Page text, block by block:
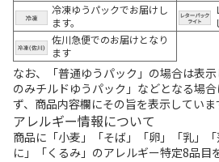
冷凍ゆうパックでお届けし
ます。
佐川急便でのお届けとなり
ます
なお、「普通ゆうパック」の場合は表
のみチルドゆうパック」などとなる場
ず、商品内容欄にその旨を表示していま
アレルギー情報について
商品に「小麦」「そば」「卵」「乳」
に」「くるみ」のアレルギー特定8品目